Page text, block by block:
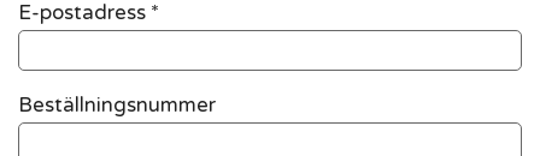
E-postadress *
Beställningsnummer